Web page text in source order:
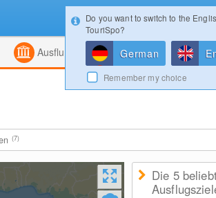
Kombiniert
Ausflugsziele
(7)
Die 5
Do you want to switch to the
TouriSpo?
German
Remember my choice
Konfigurator Gewinnspiele